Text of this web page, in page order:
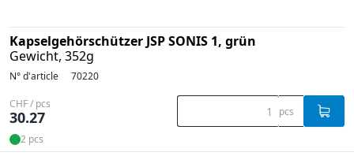
Kapselgehörschützer JSP SONIS 1, grün
Gewicht, 352g
N° d'article 70220
CHF / pcs
30.27 pcs
2 pcs